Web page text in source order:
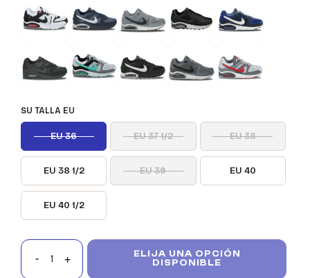
SU TALLA EU
EU 36 EU 37 1/2 EU 38
EU 38 1/2 EU 39 EU 40
EU 40 1/2
ELIJA UNA OPCIÓN
DISPONIBLE